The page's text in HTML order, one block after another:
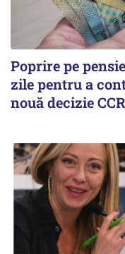
Poprire pe
zile pentru a
nouă decizie CCR